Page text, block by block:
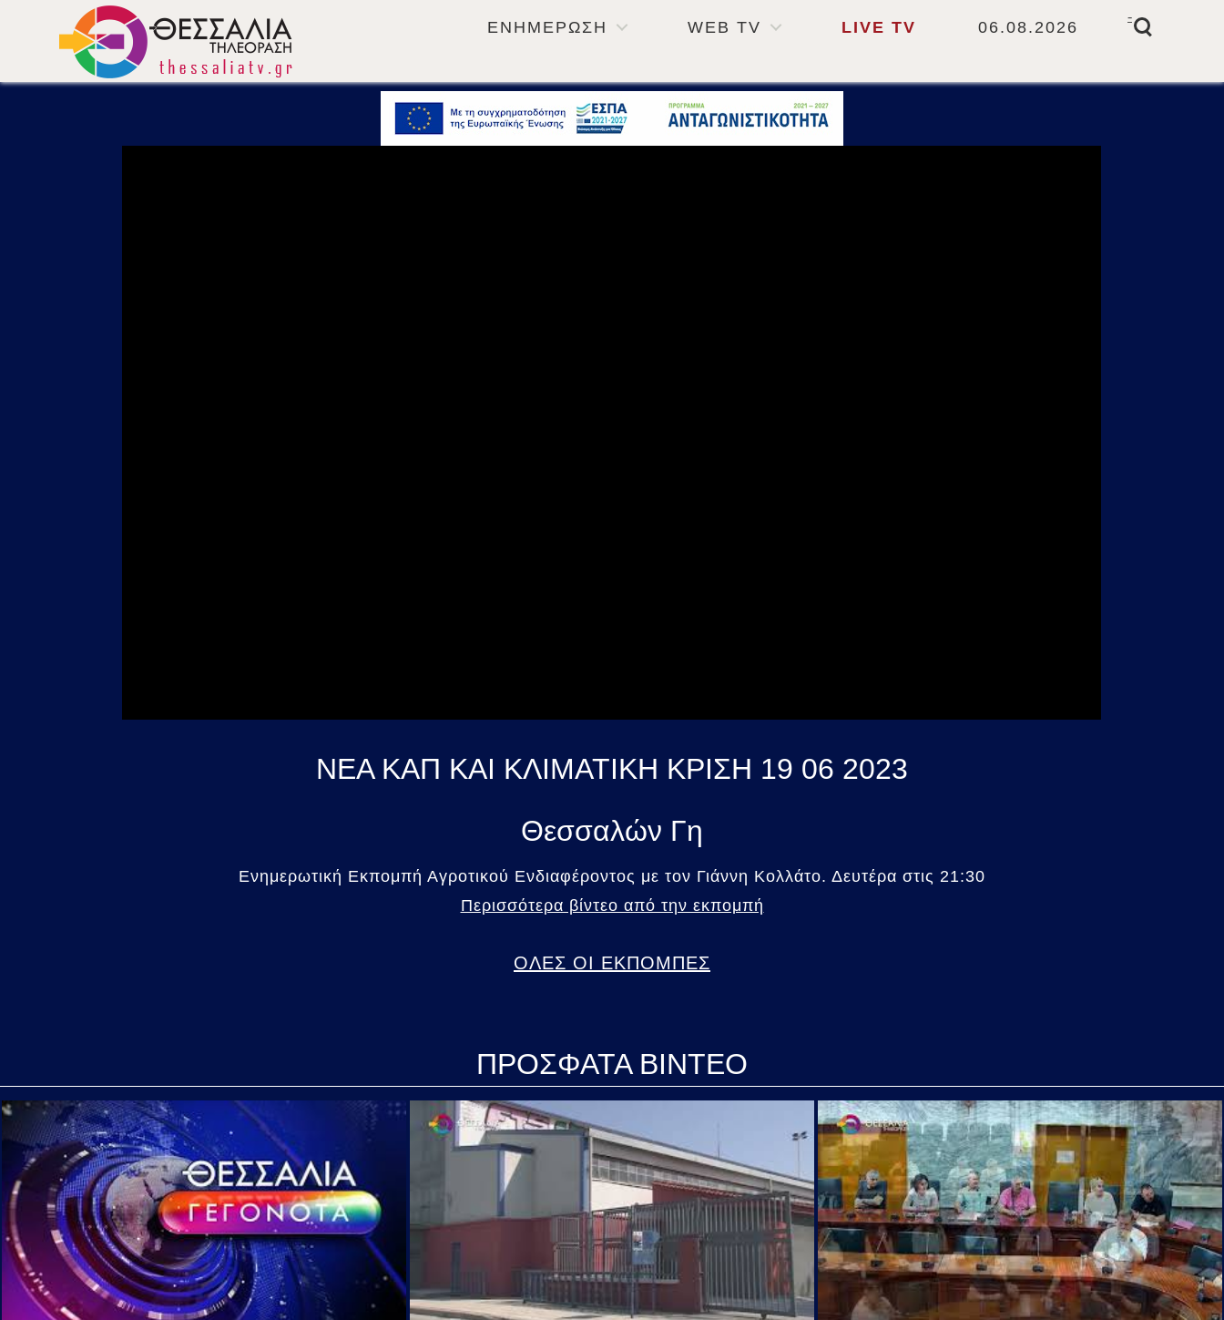
ΕΝΗΜΕΡΩΣΗ WEB TV LIVE TV 06.08.2026
-
ΝΕΑ ΚΑΠ ΚΑΙ ΚΛΙΜΑΤΙΚΗ ΚΡΙΣΗ 19 06 2023
Θεσσαλών Γη
Ενημερωτική Εκπομπή Αγροτικού Ενδιαφέροντος με τον Γιάννη Κολλάτο. Δευτέρα στις 21:30
Περισσότερα βίντεο από την εκπομπή
ΟΛΕΣ ΟΙ ΕΚΠΟΜΠΕΣ
ΠΡΟΣΦΑΤΑ ΒΙΝΤΕΟ